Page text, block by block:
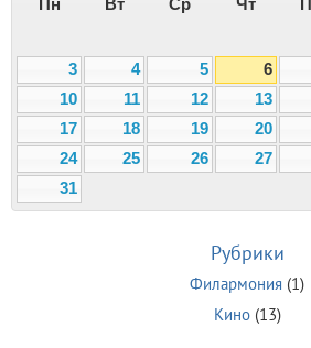
Пн Вт Ср Чт
3
4 5 6
10
11 12 13
17
18 19 20
24
25 26 27
31
Рубрики
Филармония (1)
Кино(13)